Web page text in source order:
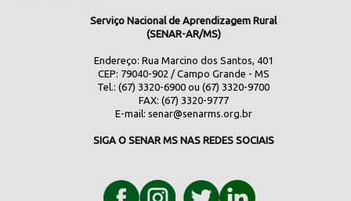
Serviço Nacional de Aprendizagem Rural
(SENAR-AR/MS)
Endereço: Rua Marcino dos Santos, 401
CEP: 79040-902 / Campo Grande - MS
Tel.: (67) 3320-6900 ou (67) 3320-9700
FAX: (67) 3320-9777
E-mail: senar@senarms.org.br
SIGA O SENAR MS NAS REDES SOCIAIS